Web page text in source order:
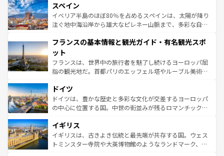
ろん、トスカーナの美しい田園風景やアマルフィ海岸の絶
景など、自然景観も見逃せない。観光の合間には、本場の
ピザやパスタなど、絶品のイタリア料理を堪能することも
ませてくれるイタリアで、忘れられない旅をしてみよう！
なお、新着のイタリア情報は
しい。
スペイン
イベリア半島のほぼ80％を占めるスペインは、太陽が降り
注ぐ地中海沿岸から雄大なピレネー山脈まで、多彩な自然
文化が根付くこの国では、情熱的なフラメンコ、熱気あふ
れる闘牛、そして美味しいタパスが生活の一部となってい
る。首都マドリードの洗練された雰囲気や、バルセロナの
アートに溢れた街角から、地方では古代ローマ遺跡や中世
せる。地方によって風土や気候が異なるスペインはその個
性で訪れる人を魅了する。 なお、新着のスペイン情報は コ
ンテンツ一覧を参照してほしい。
フランスの基本情報と観光ガイド・有名観光スポ
ット
フランスは、世界中の旅行者を魅了し続けるヨーロッパ屈
指の観光地だ。首都パリのエッフェル塔やルーブル美術館
で、幅広い魅力が詰まっている。華麗な宮殿、歴史的な大
聖堂、美しいビーチ、そして豊かな自然が、訪れる者を心
から魅了する。また、フランスは美食の国としても知ら
いる。シャンパンの発祥地であるランス、プロヴァンスの
香り高いラベンダー畑など、多彩な楽しみ方が可能だ。さ
らに、パリ以外の地域にも魅力が溢れており、どの街角に
ドイツ
ドイツは、豊かな歴史と多彩な文化が交差するヨーロッパ
の中心に位置する国。中世の街並みが残るロマンチック街
顔を持つこの国は、どこを歩いても飽きることがない。ベ
ルリンの文化的活気、バイエルン州のアルプスの絶景、そ
してライン川沿いのワイン畑といった風景は必見。ビール
イギリス
イギリスは、古きよき伝統と最先端が共存する国。ウェス
トミンスター寺院や大英博物館のようなランドマーク、歴